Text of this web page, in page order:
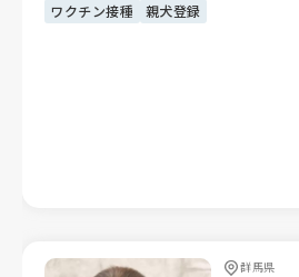
ワクチン接種
親犬登録
群馬県